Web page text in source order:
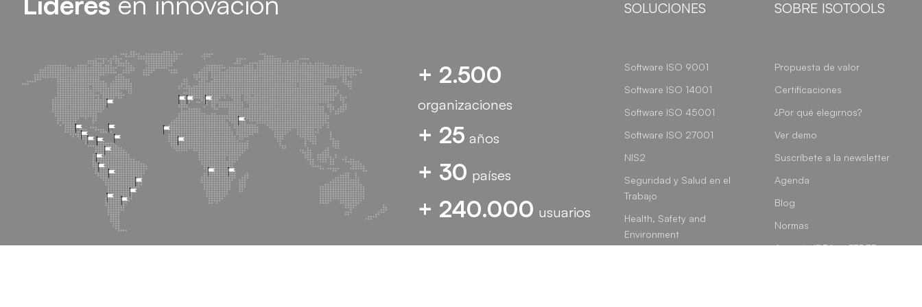
+ 2.500
organizaciones
+ 25 años
+ 30 países
+ 240.000 usuarios
SOLUCIONES
Software ISO 9001
Software ISO 14001
Software ISO 45001
Software ISO 27001
NIS2
Seguridad y Salud en el
Trabajo
Health, Safety and
Environment
SOBRE ISOTOOLS
Propuesta de valor
Certificaciones
¿Por qué elegirnos?
Ver demo
Suscríbete a la newsletter
Agenda
Blog
Normas
Agencia IDEA – FEDER